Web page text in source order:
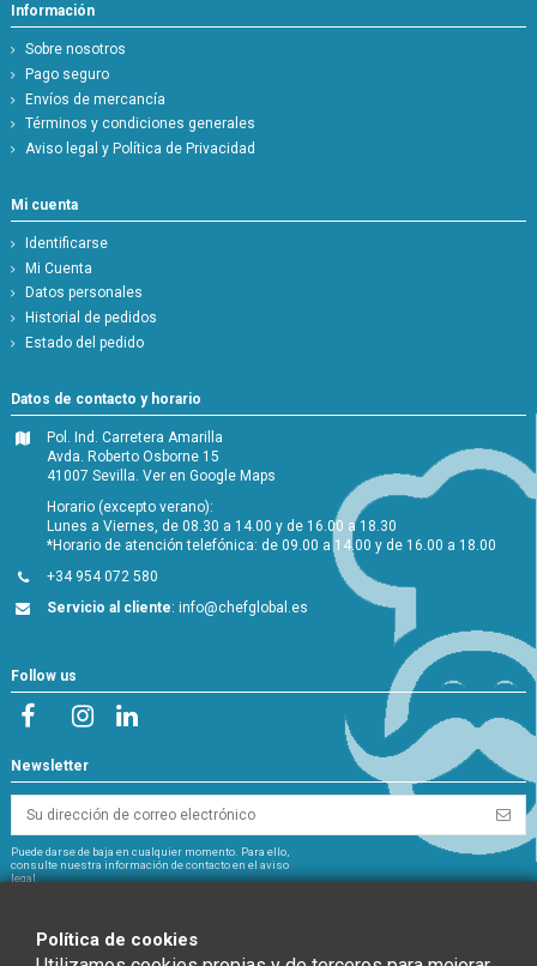
Información
Sobre nosotros
Pago seguro
Envíos de mercancía
Términos y condiciones generales
Aviso legal y Política de Privacidad
Mi cuenta
Identificarse
Mi Cuenta
Datos personales
Historial de pedidos
Estado del pedido
Datos de contacto y horario
Pol. Ind. Carretera Amarilla
Avda. Roberto Osborne 15
41007 Sevilla.Ver en Google Maps
Horario (excepto verano):
Lunes a Viernes, de 08.30 a 14.00 y de 16.00 a 18.30
*Horario de atención telefónica: de 09.00 a 14.00 y de 16.00 a 18.00
+34 954 072 580
Servicio al cliente:info@chefglobal.es
Follow us
Newsletter
Puede darse de baja en cualquier momento. Para ello,
consulte nuestra información de contacto en el aviso
legal.
Política de cookies